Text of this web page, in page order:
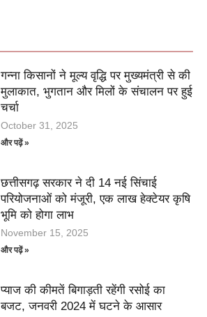
गन्ना किसानों ने मूल्य वृद्धि पर मुख्यमंत्री से की
मुलाकात, भुगतान और मिलों के संचालन पर हुई
चर्चा
October 31, 2025
और पढ़ें »
छत्तीसगढ़ सरकार ने दी 14 नई सिंचाई
परियोजनाओं को मंजूरी, एक लाख हेक्टेयर कृषि
भूमि को होगा लाभ
November 15, 2025
और पढ़ें »
प्याज की कीमतें बिगाड़ती रहेंगी रसोई का
बजट, जनवरी 2024 में घटने के आसार